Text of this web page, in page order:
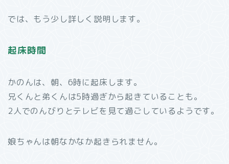
では、もう少し詳しく説明します。
起床時間
かのんは、朝、6時に起床します。
兄くんと弟くんは5時過ぎから起きていることも。
2人でのんびりとテレビを見て過ごしているようです。
娘ちゃんは朝なかなか起きられません。